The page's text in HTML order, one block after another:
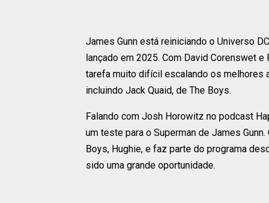
James Gunn está reiniciando o Universo
lançado em 2025. Com David Corenswet
tarefa muito difícil escalando os melhores
incluindo Jack Quaid, de The Boys.
Falando com Josh Horowitz no podcast
um teste para o Superman de James
Boys, Hughie, e faz parte do programa
sido uma grande oportunidade.